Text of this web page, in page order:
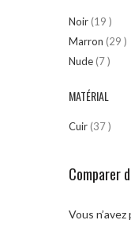
Noir 19 article
Marron 29
Nude 7article
MATÉRIAL
Cuir 37article
Comparer
Vous